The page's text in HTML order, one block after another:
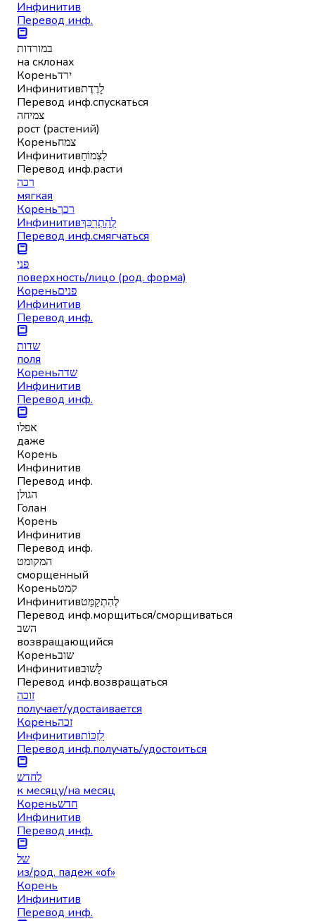
Инфинитив
Перевод инф.
במורדות
на склонах
Кореньירד
Инфинитивלָרֶדֶת
Перевод инф.спускаться
צמיחה
рост (растений)
Кореньצמח
Инфинитивלִצְמוֹחַ
Перевод инф.расти
רכה
мягкая
Кореньרכך
Инфинитивלְהִתְרַכֵּךְ
Перевод инф.смягчаться
פני
поверхность/лицо (род. форма)
Кореньפנים
Инфинитив
Перевод инф.
שדות
поля
Кореньשדה
Инфинитив
Перевод инф.
אפלו
даже
Корень
Инфинитив
Перевод инф.
הגולן
Голан
Корень
Инфинитив
Перевод инф.
המקומט
сморщенный
Кореньקמט
Инфинитивלְהִתְקַמֵּט
Перевод инф.морщиться/сморщиваться
השב
возвращающийся
Кореньשוב
Инфинитивלָשׁוּב
Перевод инф.возвращаться
זוכה
получает/удостаивается
Кореньזכה
Инфинитивלִזְכּוֹת
Перевод инф.получать/удостоиться
לחדש
к месяцу/на месяц
Кореньחדש
Инфинитив
Перевод инф.
של
из/род. падеж «of»
Корень
Инфинитив
Перевод инф.